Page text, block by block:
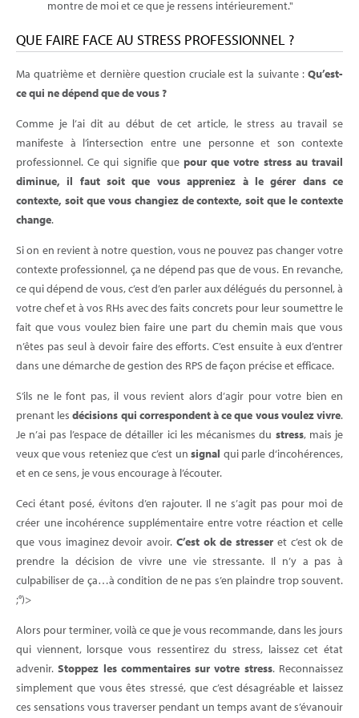
montre de moi et ce que je ressens intérieurement."
QUE FAIRE FACE AU STRESS PROFESSIONNEL ?
Ma quatrième et dernière question cruciale est la suivante : Qu’est-
ce qui ne dépend que de vous ?
Comme je l’ai dit au début de cet article, le stress au travail se
manifeste à l’intersection entre une personne et son contexte
professionnel. Ce qui signifie que pour que votre stress au travail
diminue, il faut soit que vous appreniez à le gérer dans ce
contexte, soit que vous changiez de contexte, soit que le contexte
change.
Si on en revient à notre question, vous ne pouvez pas changer votre
contexte professionnel, ça ne dépend pas que de vous. En revanche,
ce qui dépend de vous, c’est d’en parler aux délégués du personnel, à
votre chef et à vos RHs avec des faits concrets pour leur soumettre le
fait que vous voulez bien faire une part du chemin mais que vous
n’êtes pas seul à devoir faire des efforts. C’est ensuite à eux d’entrer
dans une démarche de gestion des RPS de façon précise et efficace.
S’ils ne le font pas, il vous revient alors d’agir pour votre bien en
prenant lesdécisions qui correspondent à ce que vous voulez vivre.
Je n’ai pas l’espace de détailler ici les mécanismes du stress, mais je
veux que vous reteniez que c’est unsignal qui parle d‘incohérences,
et en ce sens, je vous encourage à l’écouter.
Ceci étant posé, évitons d’en rajouter. Il ne s’agit pas pour moi de
créer une incohérence supplémentaire entre votre réaction et celle
que vous imaginez devoir avoir. C’est ok de stresser et c’est ok de
prendre la décision de vivre une vie stressante. Il n’y a pas à
culpabiliser de ça…à condition de ne pas s’en plaindre trop souvent.
;°)>
Alors pour terminer, voilà ce que je vous recommande, dans les jours
qui viennent, lorsque vous ressentirez du stress, laissez cet état
advenir.Stoppez les commentaires sur votre stress. Reconnaissez
simplement que vous êtes stressé, que c’est désagréable et laissez
ces sensations vous traverser pendant un temps avant de s’évanouir